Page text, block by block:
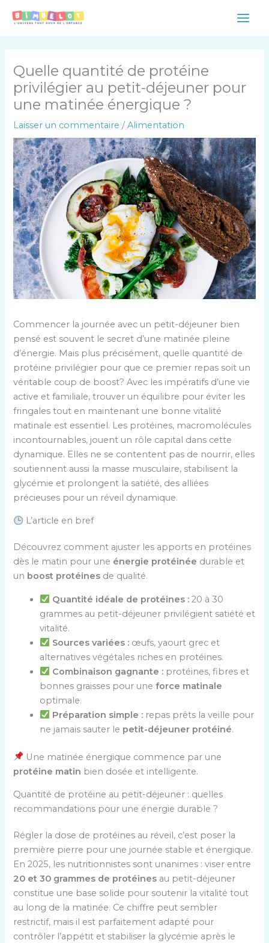
Main
Quelle quantité de protéine
privilégier au petit-déjeuner pour
une matinée énergique ?
Laisser un commentaire /Alimentation
Commencer la journée avec un petit-déjeuner bien
pensé est souvent le secret d’une matinée pleine
d’énergie. Mais plus précisément, quelle quantité de
protéine privilégier pour que ce premier repas soit un
véritable coup de boost? Avec les impératifs d’une vie
active et familiale, trouver un équilibre pour éviter les
fringales tout en maintenant une bonne vitalité
matinale est essentiel. Les protéines, macromolécules
incontournables, jouent un rôle capital dans cette
dynamique. Elles ne se contentent pas de nourrir, elles
soutiennent aussi la masse musculaire, stabilisent la
glycémie et prolongent la satiété, des alliées
précieuses pour un réveil dynamique.
L’article en bref
Découvrez comment ajuster les apports en protéines
dès le matin pour une énergie protéinée durable et
un boost protéines de qualité.
Quantité idéale de protéines :20 à 30
grammes au petit-déjeuner privilégient satiété et
vitalité.
Sources variées :œufs, yaourt grec et
alternatives végétales riches en protéines.
Combinaison gagnante :protéines, fibres et
bonnes graisses pour uneforce matinale
optimale.
Préparation simple :repas prêts la veille pour
ne jamais sauter le petit-déjeuner protéiné.
Une matinée énergique commence par une
protéine matin bien dosée et intelligente.
Quantité de protéine au petit-déjeuner : quelles
recommandations pour une énergie durable ?
Régler la dose de protéines au réveil, c’est poser la
première pierre pour une journée stable et énergique.
En 2025, les nutritionnistes sont unanimes : viser entre
20 et 30 grammes de protéines au petit-déjeuner
constitue une base solide pour soutenir la vitalité tout
au long de la matinée. Ce chiffre peut sembler
restrictif, mais il est parfaitement adapté pour
contrôler l’appétit et stabiliser la glycémie après le